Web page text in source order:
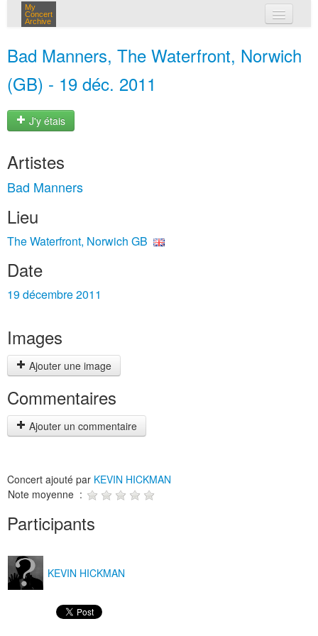
My
Concert
Archive
Bad Manners, The Waterfront, Norwich
(GB) - 19 déc. 2011
J'y étais
Artistes
Bad Manners
Lieu
The Waterfront, Norwich GB
Date
19 décembre 2011
Images
Ajouter une image
Commentaires
Ajouter un commentaire
Concert ajouté par KEVIN HICKMAN
Note moyenne :
Participants
KEVIN HICKMAN